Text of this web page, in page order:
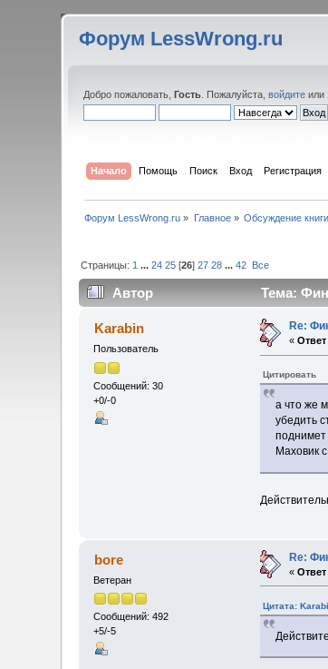
Форум LessWrong.ru
Добро пожаловать,Гость . Пожалуйста,войдите или
Начало Помощь Поиск Вход Регистрация
Форум LessWrong.ru » Главное» Обсуждение книги
Страницы: 1 ...24 25 [26]27 28 ...42 Все
Автор Тема:
Karabin
Пользователь
Сообщений: 30
+0/-0
Re:
«Ответ
Цитировать
а что же
убедить
поднимет
Маховик
bore
Ветеран
Сообщений: 492
+5/-5
Re:
«Ответ
Цитата: